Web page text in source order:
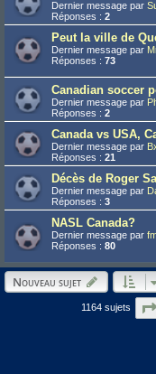
Dernier message par
Réponses : 2
Peut la ville de
Dernier message par
Réponses : 73
Canadian soccer
Dernier message par
Réponses : 2
Canada vs USA,
Dernier message par
Réponses : 21
Décès de Roger
Dernier message par
Réponses : 3
NASL Canada?
Dernier message par
Réponses : 80
Nouveau sujet
1164 sujets